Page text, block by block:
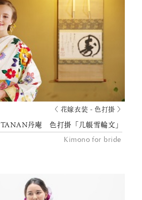
〈 花嫁衣装 - 色打掛 〉
TANAN丹庵 色打掛「几帳雪輪文」
Kimono for bride